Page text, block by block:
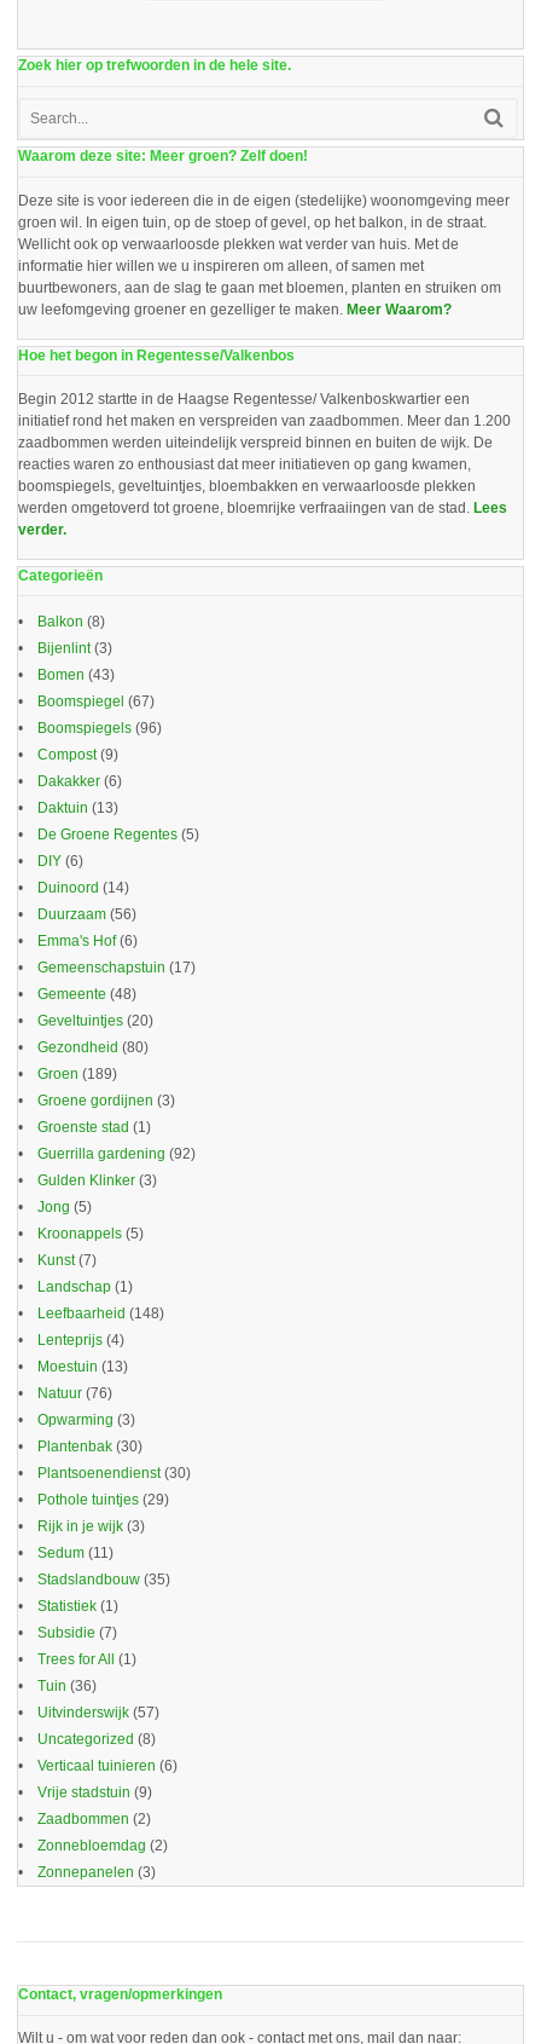
Zoek hier op trefwoorden in de hele site.
Waarom deze site: Meer groen? Zelf doen!
Deze site is voor iedereen die in de eigen (stedelijke) woonomgeving meer
groen wil. In eigen tuin, op de stoep of gevel, op het balkon, in de straat.
Wellicht ook op verwaarloosde plekken wat verder van huis. Met de
informatie hier willen we u inspireren om alleen, of samen met
buurtbewoners, aan de slag te gaan met bloemen, planten en struiken om
uw leefomgeving groener en gezelliger te maken. Meer Waarom?
Hoe het begon in Regentesse/Valkenbos
Begin 2012 startte in de Haagse Regentesse/ Valkenboskwartier een
initiatief rond het maken en verspreiden van zaadbommen. Meer dan 1.200
zaadbommen werden uiteindelijk verspreid binnen en buiten de wijk. De
reacties waren zo enthousiast dat meer initiatieven op gang kwamen,
boomspiegels, geveltuintjes, bloembakken en verwaarloosde plekken
werden omgetoverd tot groene, bloemrijke verfraaiingen van de stad. Lees
verder.
Categorieën
Balkon (8)
Bijenlint(3)
Bomen (43)
Boomspiegel (67)
Boomspiegels (96)
Compost(9)
Dakakker (6)
Daktuin (13)
De Groene Regentes (5)
DIY (6)
Duinoord (14)
Duurzaam (56)
Emma's Hof(6)
Gemeenschapstuin (17)
Gemeente (48)
Geveltuintjes (20)
Gezondheid (80)
Groen (189)
Groene gordijnen (3)
Groenste stad (1)
Guerrilla gardening (92)
Gulden Klinker (3)
Jong (5)
Kroonappels (5)
Kunst(7)
Landschap (1)
Leefbaarheid (148)
Lenteprijs (4)
Moestuin (13)
Natuur (76)
Opwarming (3)
Plantenbak (30)
Plantsoenendienst(30)
Pothole tuintjes (29)
Rijk in je wijk (3)
Sedum (11)
Stadslandbouw (35)
Statistiek (1)
Subsidie (7)
Trees for All
(1)
Tuin (36)
Uitvinderswijk (57)
Uncategorized (8)
Verticaal tuinieren (6)
Vrije stadstuin (9)
Zaadbommen (2)
Zonnebloemdag (2)
Zonnepanelen (3)
Contact, vragen/opmerkingen
Wilt u - om wat voor reden dan ook - contact met ons, mail dan naar: